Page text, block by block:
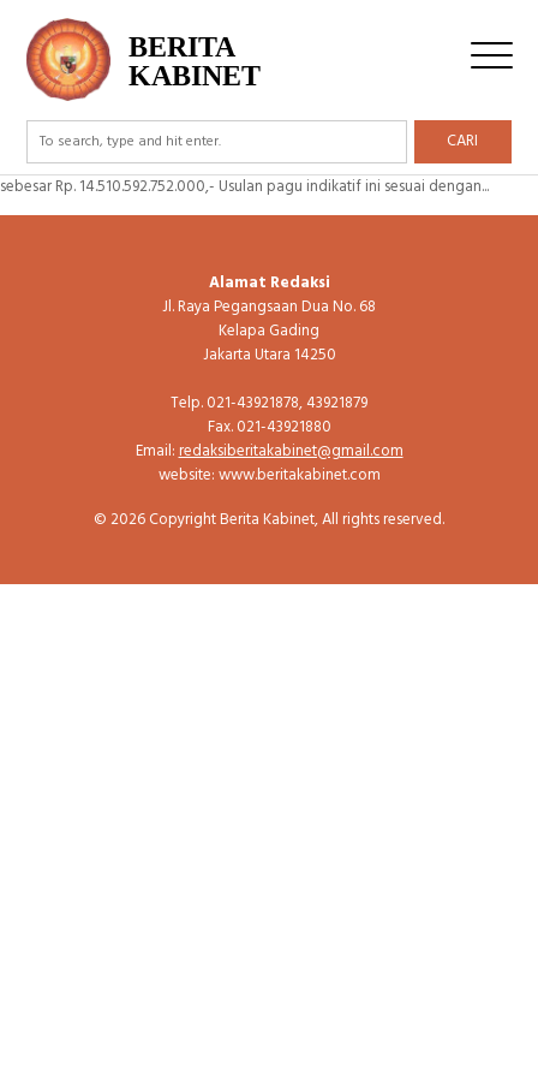
BERITA
KABINET
CARI
Tag Archive: Pagu Indikatif
Pagu Indikatif Kementerian Pertanian TA 2022
Jakarta, BK – Kementerian Pertanian mengusulkan pagu indikatif untuk TA 2022
sebesar Rp. 14.510.592.752.000,- Usulan pagu indikatif ini sesuai dengan...
Alamat Redaksi
Jl. Raya Pegangsaan Dua No. 68
Kelapa Gading
Jakarta Utara 14250
Telp. 021-43921878, 43921879
Fax. 021-43921880
Email:redaksiberitakabinet@gmail.com
website: www.beritakabinet.com
© 2026 Copyright Berita Kabinet, All rights reserved.